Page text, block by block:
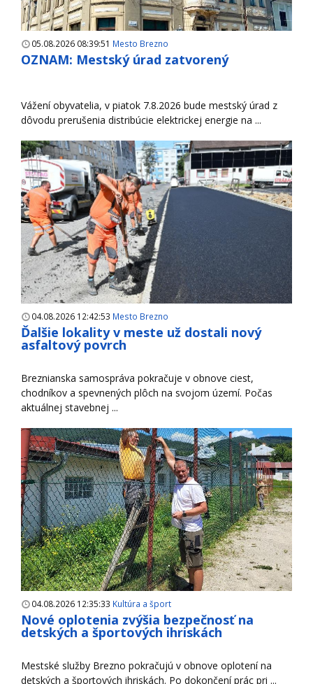
05.08.2026 08:39:51 Mesto Brezno
OZNAM: Mestský úrad zatvorený
Vážení obyvatelia, v piatok 7.8.2026 bude mestský úrad z
dôvodu prerušenia distribúcie elektrickej energie na ...
04.08.2026 12:42:53 Mesto Brezno
Ďalšie lokality v meste už dostali nový
asfaltový povrch
Breznianska samospráva pokračuje v obnove ciest,
chodníkov a spevnených plôch na svojom území. Počas
aktuálnej stavebnej ...
04.08.2026 12:35:33 Kultúra a šport
Nové oplotenia zvýšia bezpečnosť na
detských a športových ihriskách
Mestské služby Brezno pokračujú v obnove oplotení na
detských a športových ihriskách. Po dokončení prác pri ...